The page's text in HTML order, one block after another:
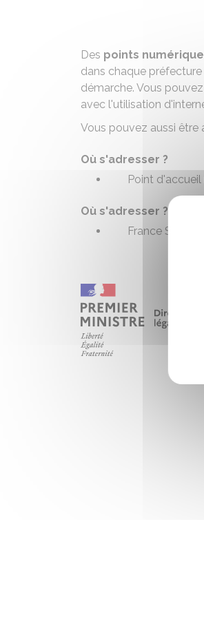
Des points
dans chaque
démarche. Vous
avec l'utilisation
Vous pouvez aussi
Où s'adresser ?
Point
Où s'adresser ?
France